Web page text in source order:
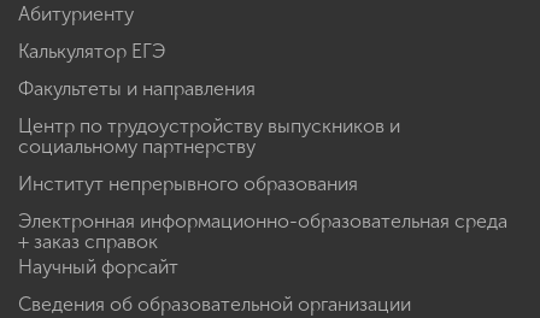
Абитуриенту
Калькулятор ЕГЭ
Факультеты и направления
Центр по трудоустройству выпускников и
социальному партнерству
Институт непрерывного образования
Электронная информационно-образовательная среда
+ заказ справок
Научный форсайт
Сведения об образовательной организации